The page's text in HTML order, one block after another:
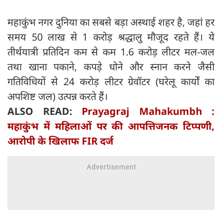
महाकुंभ नगर दुनिया का सबसे बड़ा अस्थाई शहर है, जहां हर
समय 50 लाख से 1 करोड़ श्रद्धालु मौजूद रहते हैं। ये
तीर्थयात्री प्रतिदिन कम से कम 1.6 करोड़ लीटर मल-जल
तथा खाना पकाने, कपड़े धोने और स्नान करने जैसी
गतिविधियों से 24 करोड़ लीटर ग्रेवॉटर (घरेलू कार्यों का
अपशिष्ट जल) उत्पन्न करते हैं।
ALSO READ: Prayagraj Mahakumbh :
महाकुंभ में महिलाओं पर की आपत्तिजनक टिप्पणी,
आरोपी के खिलाफ FIR दर्ज